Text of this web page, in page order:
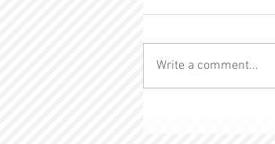
Write a comment...